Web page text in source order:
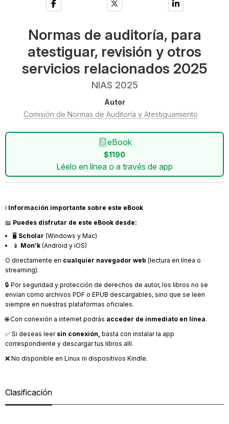
Normas de auditoría, para
atestiguar, revisión y otros
servicios relacionados 2025
NIAS 2025
Autor
Comisión de Normas de Auditoría y Atestiguamiento
eBook
$1190
Léelo en línea o a través de app
ℹ️ Información importante sobre este eBook
📖 Puedes disfrutar de este eBook desde:
🖥️ Scholar (Windows y Mac)
📱 Mon’k (Android y iOS)
O directamente en cualquier navegador web (lectura en línea o
streaming).
🔒 Por seguridad y protección de derechos de autor, los libros no se
envían como archivos PDF o EPUB descargables, sino que se leen
siempre en nuestras plataformas oficiales.
🌐 Con conexión a internet podrás acceder de inmediato en línea.
✅ Si deseas leer sin conexión, basta con instalar la app
correspondiente y descargar tus libros allí.
❌ No disponible en Linux ni dispositivos Kindle.
Clasificación